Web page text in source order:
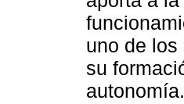
uno de
su
autonomía.